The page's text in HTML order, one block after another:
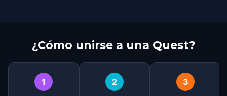
¿Cómo unirse a una Quest?
1 2 3